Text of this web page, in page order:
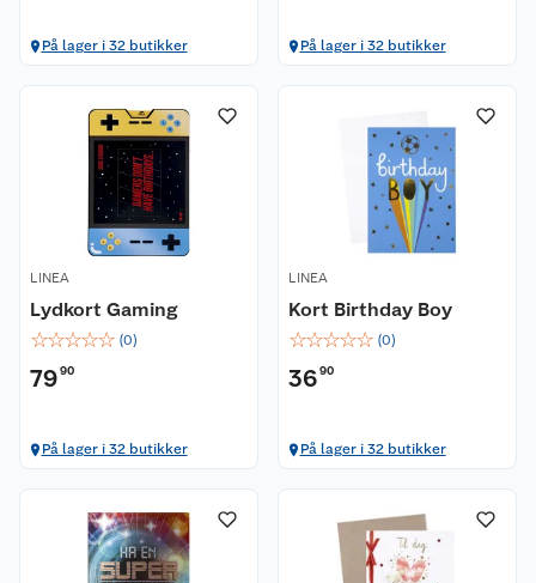
På lager i 32 butikker På lager i 32 butikker
LINEA
Lydkort Gaming
☆☆☆☆☆ (0)
7990
På lager i 32 butikker
LINEA
Kort Birthday Boy
☆☆☆☆☆ (0)
3690
På lager i 32 butikker